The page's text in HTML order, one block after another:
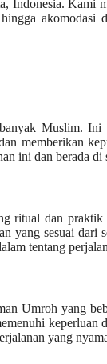
Kami
Muslim. Ini
memberikan
ini dan berada di
ritual dan
yang sesuai
tentang
Umroh yang
keperluan
yang